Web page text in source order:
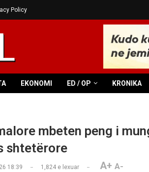
Policy
EKONOMI ED / OP KRONIKA
mbeten peng i
shtetërore
18:39 1,824e lexuar A+ A-